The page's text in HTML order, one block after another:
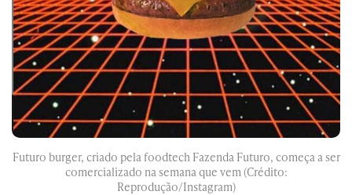
Futuro burger, criado pela foodtech Fazenda Futuro, começa a ser
comercializado na semana que vem (Crédito:
Reprodução/Instagram)